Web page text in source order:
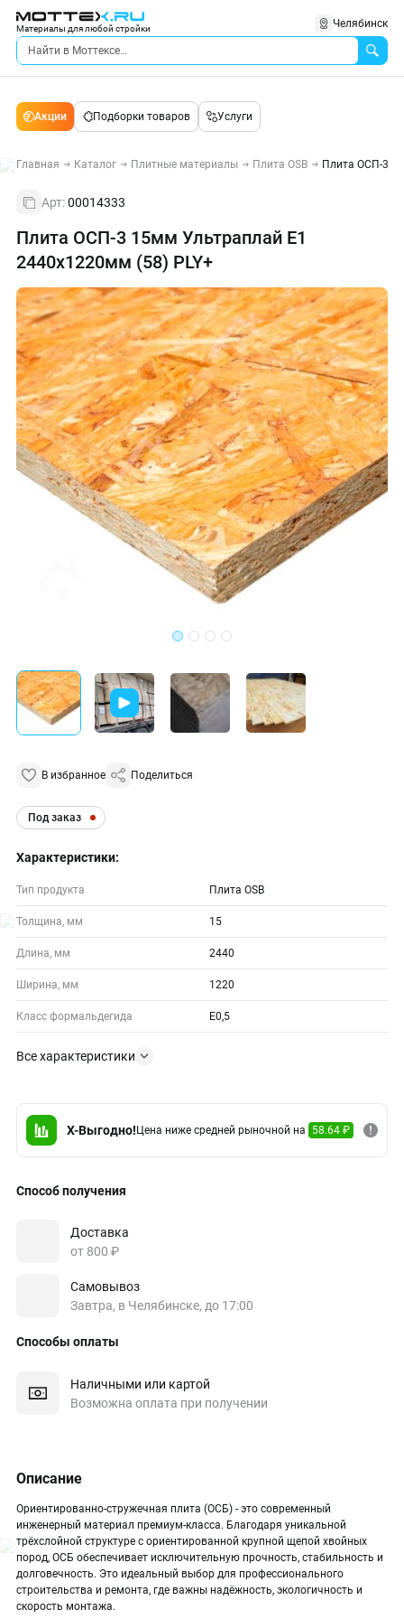
Материалы для любой стройки Челябинск
Акции Подборки товаров Услуги
Главная Каталог Плитные материалы Плита OSB Плита ОСП-3
Арт:00014333
Плита ОСП-3 15мм Ультраплай E1
2440х1220мм (58) PLY+
В избранное Поделиться
Под заказ
Характеристики:
Тип продукта Плита OSB
Толщина, мм 15
Длина, мм 2440
Ширина, мм 1220
Класс формальдегида E0,5
Все характеристики
X-Выгодно! Цена ниже средней рыночной на 58.64 ₽
Способ получения
Доставка
от 800 ₽
Самовывоз
Завтра, в Челябинске, до 17:00
Способы оплаты
Наличными или картой
Возможна оплата при получении
Описание
Ориентированно-стружечная плита (ОСБ) - это современный
инженерный материал премиум-класса. Благодаря уникальной
трёхслойной структуре с ориентированной крупной щепой хвойных
пород, ОСБ обеспечивает исключительную прочность, стабильность и
долговечность. Это идеальный выбор для профессионального
строительства и ремонта, где важны надёжность, экологичность и
скорость монтажа.